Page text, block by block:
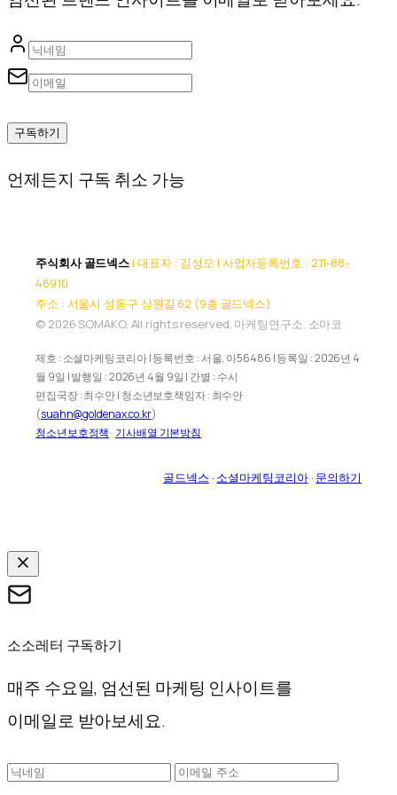
구독하기
언제든지 구독 취소 가능
주식회사 골드넥스| 대표자 : 김성모 | 사업자등록번호 : 211-88-
46910
주소 : 서울시 성동구 상원길 62 (9층 골드넥스)
© 2026 SOMAKO. All rights reserved. 마케팅연구소, 소마코
제호 : 소셜마케팅코리아 | 등록번호 : 서울, 아56486 | 등록일 : 2026년 4
월 9일 | 발행일 : 2026년 4월 9일 | 간별 : 수시
편집국장 : 최수안 | 청소년보호책임자 : 최수안
(suahn@goldenax.co.kr)
청소년보호정책 · 기사배열 기본방침
골드넥스 · 소셜마케팅코리아· 문의하기
소소레터 구독하기
매주 수요일, 엄선된 마케팅 인사이트를
이메일로 받아보세요.